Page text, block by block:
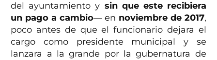
del ayuntamiento y sin que este recibiera
un pago a cambio— en noviembre de 2017,
poco antes de que el funcionario dejara el
cargo como presidente municipal y se
lanzara a la grande por la gubernatura de